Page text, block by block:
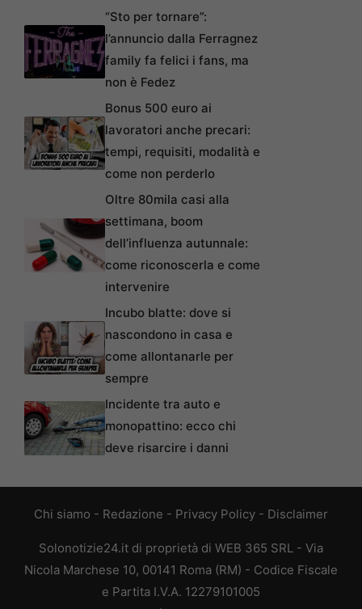
“Sto per tornare”:
l’annuncio dalla Ferragnez
family fa felici i fans, ma
non è Fedez
Bonus 500 euro ai
lavoratori anche precari:
tempi, requisiti, modalità e
come non perderlo
Oltre 80mila casi alla
settimana, boom
dell’influenza autunnale:
come riconoscerla e come
intervenire
Incubo blatte: dove si
nascondono in casa e
come allontanarle per
sempre
Incidente tra auto e
monopattino: ecco chi
deve risarcire i danni
Chi siamo - Redazione - Privacy Policy - Disclaimer
Solonotizie24.it di proprietà di WEB 365 SRL - Via
Nicola Marchese 10, 00141 Roma (RM) - Codice Fiscale
e Partita I.V.A. 12279101005